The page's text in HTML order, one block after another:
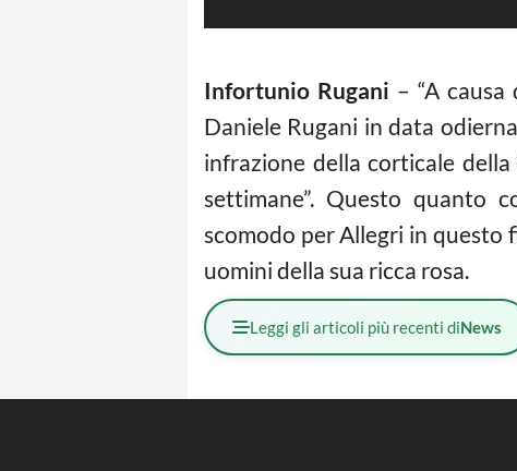
Infortunio Rugani – “A
Daniele Rugani in data
infrazione della corticale
settimane”. Questo quanto
scomodo per Allegri in questo
uomini della sua ricca rosa.
Leggi gli articoli più recenti diNews